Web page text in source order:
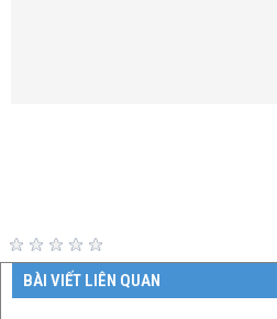
BÀI VIẾT LIÊN QUAN